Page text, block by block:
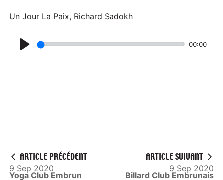
Un Jour La Paix, Richard Sadokh
00:00
ARTICLE PRÉCÉDENT
9 Sep 2020
Yoga Club Embrun
ARTICLE SUIVANT
9 Sep 2020
Billard Club Embrunais